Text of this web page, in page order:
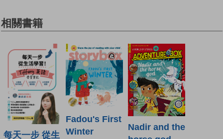
相關書籍
每天一步 從生
Fadou's First
Winter
Nadir and the